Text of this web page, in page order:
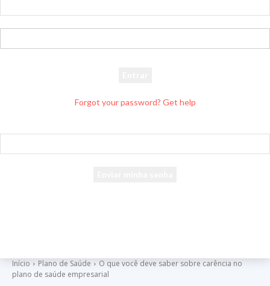
Forgot your password? Get help
Início Plano de Saúde
O que você deve saber sobre carência no
plano de saúde empresarial